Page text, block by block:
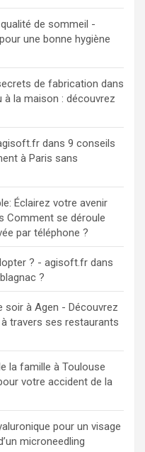
de sommeil -
une bonne hygiène
de fabrication dans
la maison : découvrez
dans 9 conseils
à Paris sans
Éclairez votre avenir
Comment se déroule
par téléphone ?
? - agisoft.fr dans
?
soir à Agen - Découvrez
travers ses restaurants
la famille à Toulouse
votre accident de la
pour un visage
microneedling